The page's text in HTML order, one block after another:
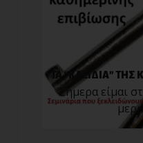
ΤΑ “ΚΛΕΙΔΙΑ”
Σήμερα είμαι